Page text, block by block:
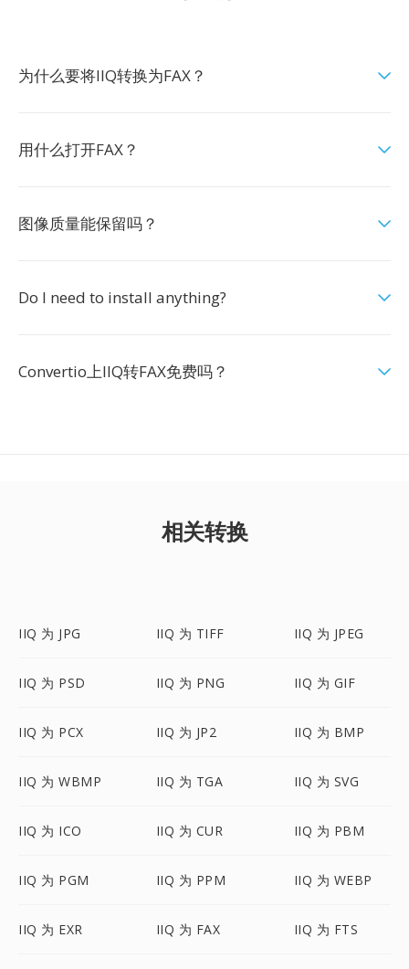
为什么要将IIQ转换为FAX？
用什么打开FAX？
图像质量能保留吗？
Do I need to install anything?
Convertio上IIQ转FAX免费吗？
相关转换
IIQ 为 JPG IIQ 为 TIFF IIQ 为 JPEG
IIQ 为 PSD IIQ 为 PNG IIQ 为 GIF
IIQ 为 PCX IIQ 为 JP2 IIQ 为 BMP
IIQ 为 WBMP IIQ 为 TGA IIQ 为 SVG
IIQ 为 ICO IIQ 为 CUR IIQ 为 PBM
IIQ 为 PGM IIQ 为 PPM IIQ 为 WEBP
IIQ 为 EXR IIQ 为 FAX IIQ 为 FTS